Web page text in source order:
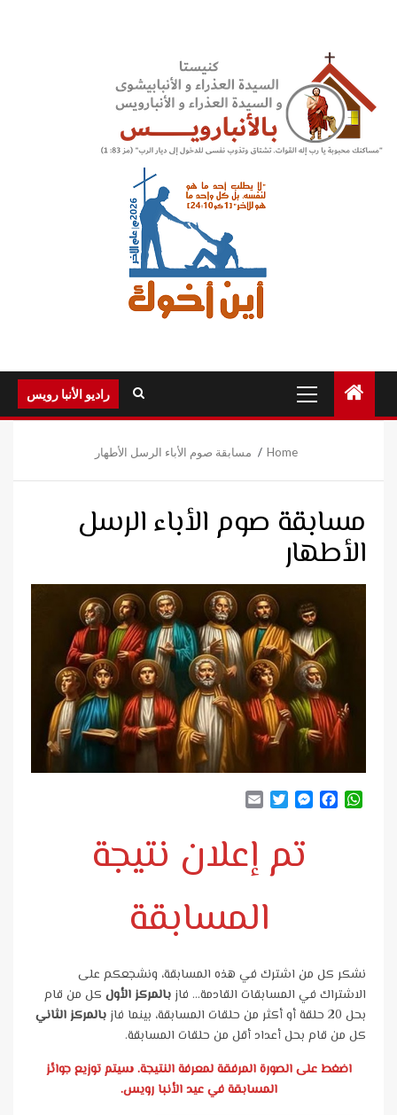
Menu
راديو الأنبا رويس
Home مسابقة صوم الأباء الرسل الأطهار
مسابقة صوم الأباء الرسل
الأطهار
WhatsApp
Facebook
Messenger
Twitter
تم إعلان نتيجة
المسابقة
نشكر كل من اشترك في هذه المسابقة، ونشجعكم على
الاشتراك في المسابقات القادمة… فاز بالمركز الأول كل من قام
بحل 20 حلقة أو أكثر من حلقات المسابقة، بينما فاز
بالمركز الثاني
كل من قام بحل أعداد أقل من حلقات المسابقة.
اضغط على الصورة المرفقة لمعرفة النتيجة. سيتم توزيع جوائز
المسابقة في عيد الأنبا رويس.